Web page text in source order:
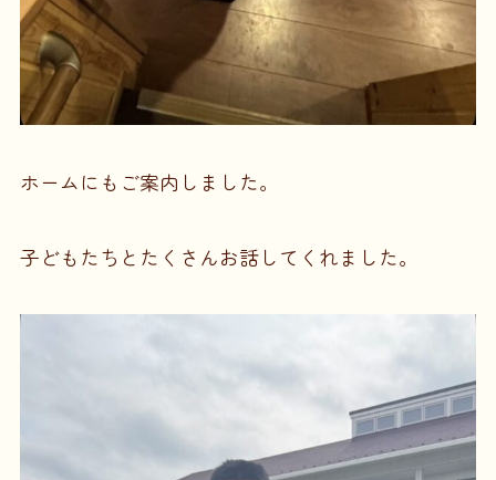
ホームにもご案内しました。
子どもたちとたくさんお話してくれました。